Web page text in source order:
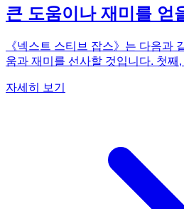
큰 도움이나 재미를 얻
《넥스트 스티브 잡스》는 다음과
움과 재미를 선사할 것입니다. 첫째, 창업가나 비즈니스 리더
잡스의 모습은 모든 리더에게 귀감
쫓겨난 후 겪었던 좌절과 고난은 많
으킬 것입니다. 이 책은 위기를 기
는 과정, 그리고 타인의 의견을 경
모하는 과정을 생생하게 보여주며
자세히 보기